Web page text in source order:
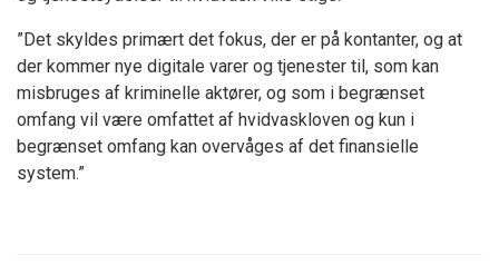
”Det skyldes primært det fokus, der er på kontanter, og at
der kommer nye digitale varer og tjenester til, som kan
misbruges af kriminelle aktører, og som i begrænset
omfang vil være omfattet af hvidvaskloven og kun i
begrænset omfang kan overvåges af det finansielle
system.”